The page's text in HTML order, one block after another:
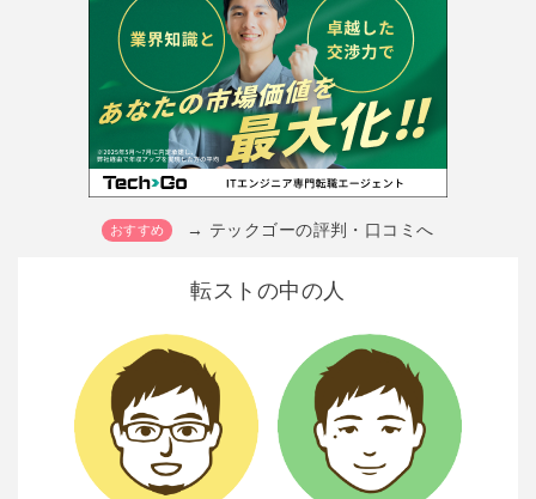
→ テックゴーの評判・口コミへ
転ストの中の人